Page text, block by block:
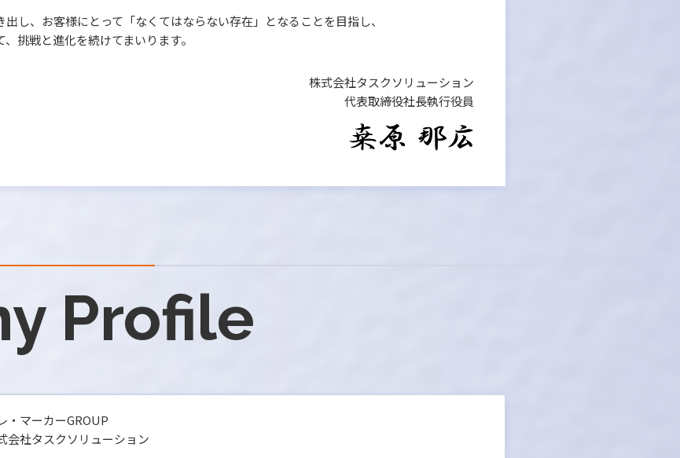
し、 お客様にとって「なくてはならない存在」
となることを目指し、
挑戦と進化を続けてまいります。
株式会社タスクソリューション
代表取締役社長執行役員
Profile
・マーカーGROUP
会社タスクソリューション